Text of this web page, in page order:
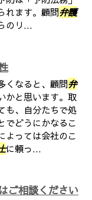
れます。顧問弁護
のリ...
くなると、顧問弁
かと思います。取
も、自分たちで処
でどうにかなるこ
よっては会社のこ
に頼っ...
ご相談ください